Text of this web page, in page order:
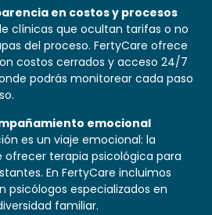
en costos y procesos
clínicas que ocultan tarifas o no
del proceso. FertyCare ofrece
costos cerrados y acceso 24/7
podrás monitorear cada paso
emocional
es un viaje emocional: la
ofrecer terapia psicológica para
En FertyCare incluimos
psicólogos especializados en
familiar.